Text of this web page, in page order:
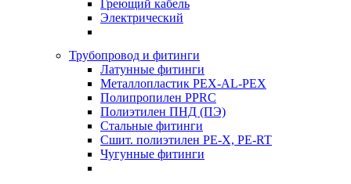
Греющий кабель
Электрический
Трубопровод и фитинги
Латунные фитинги
Металлопластик PEX-AL-PEX
Полипропилен PPRC
Полиэтилен ПНД (ПЭ)
Стальные фитинги
Сшит. полиэтилен PE-X, PE-RT
Чугунные фитинги